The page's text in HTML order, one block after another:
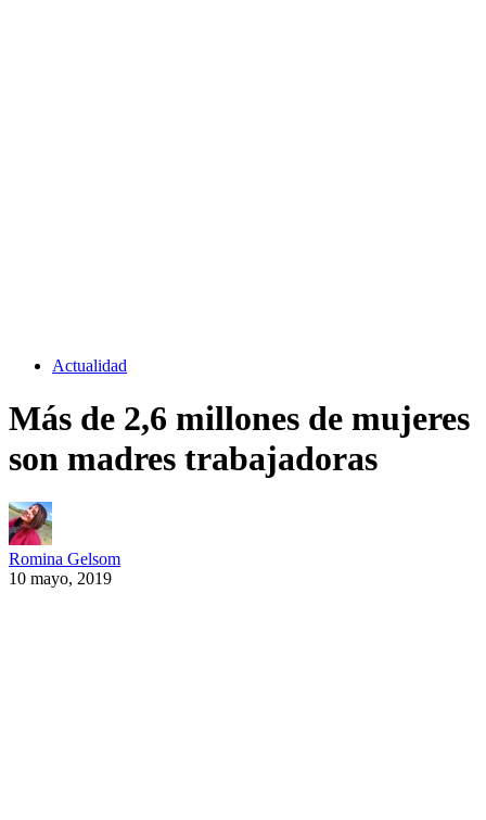
Actualidad
Más de 2,6 millones de mujeres
son madres trabajadoras
Romina Gelsom
10 mayo, 2019